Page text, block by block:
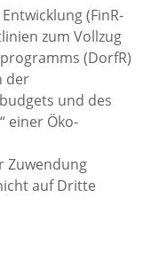
(FinR-
zum Vollzug
(DorfR)
der
und des
einer Öko-
Zuwendung
auf Dritte